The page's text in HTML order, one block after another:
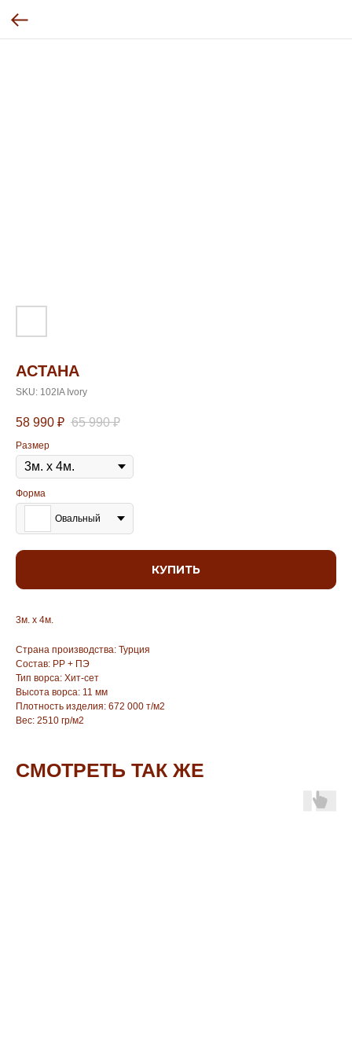
АСТАНА
SKU: 102IA Ivory
58 990 ₽ 65 990 ₽
Размер
Форма
Овальный
КУПИТЬ
3м. х 4м.
Страна производства: Турция
Состав: PP + ПЭ
Тип ворса: Хит-сет
Высота ворса: 11 мм
Плотность изделия: 672 000 т/м2
Вес: 2510 гр/м2
СМОТРЕТЬ ТАК ЖЕ